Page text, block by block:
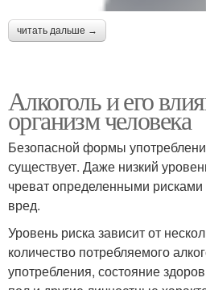
читать дальше →
Алкоголь и его
организм человека
Безопасной формы
существует. Даже низкий
чреват определенными
вред.
Уровень риска зависит от
количество потребляемого
употребления, состояние